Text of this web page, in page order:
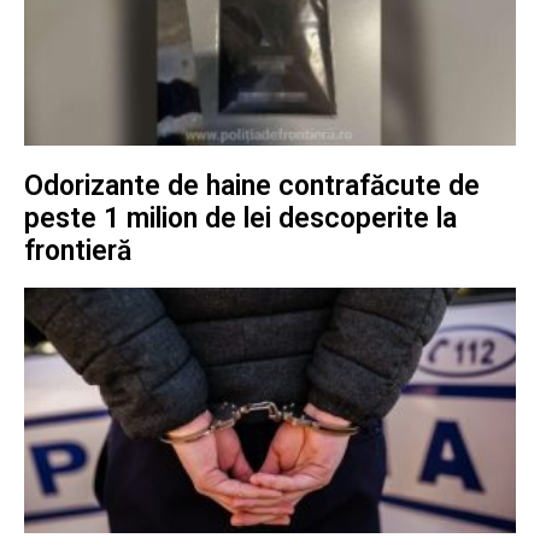
Odorizante de haine contrafăcute de
peste 1 milion de lei descoperite la
frontieră